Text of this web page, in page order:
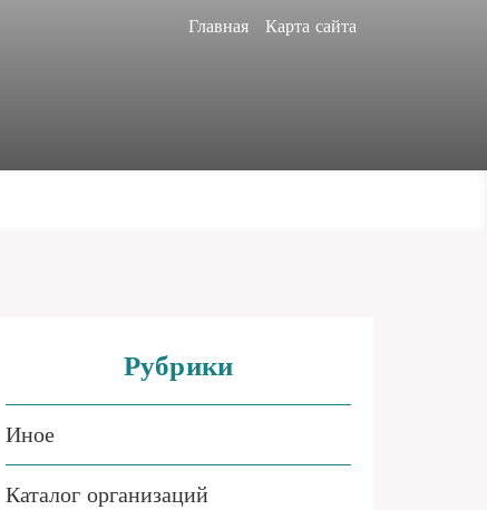
Главная Карта сайта
Рубрики
Иное
Каталог организаций